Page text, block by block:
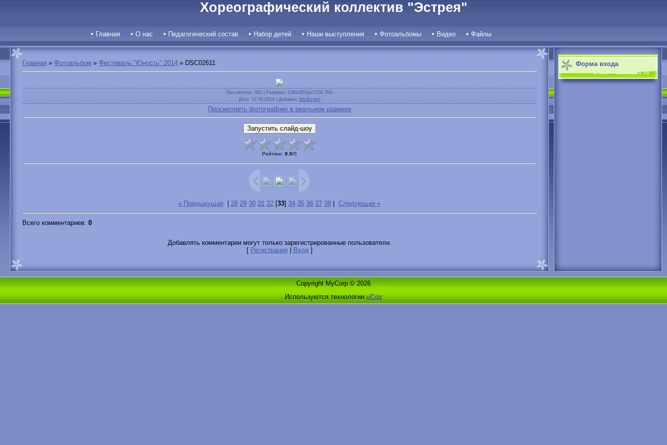
Хореографический коллектив "Эстрея"
Главная О нас Педагогический состав Набор детей Наши выступления Фотоальбомы Видео Файлы
Главная » Фотоальбом » Фестиваль "Юность" 2014 » DSC02611
Просмотров: 901 | Размеры: 1280x853px/1156.7Kb
Дата: 12.05.2014 | Добавил: MetExpert
Просмотреть фотографию в реальном размере
Рейтинг: 0.0/0
« Предыдущая 28 29 30 31 32 [33] 34 35 36 37 38 Следующая »
Всего комментариев: 0
Добавлять комментарии могут только зарегистрированные пользователи.
[ Регистрация Вход]
Форма входа
Copyright MyCorp © 2026
Используются технологииuCoz